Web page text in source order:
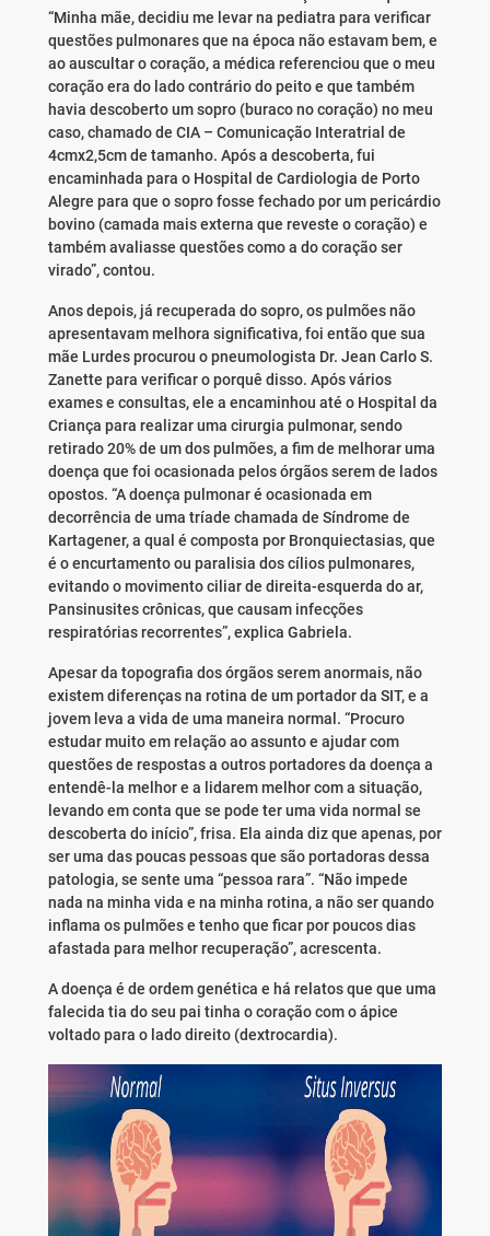
“Minha mãe, decidiu me levar na pediatra para verificar
questões pulmonares que na época não estavam bem, e
ao auscultar o coração, a médica referenciou que o meu
coração era do lado contrário do peito e que também
havia descoberto um sopro (buraco no coração) no meu
caso, chamado de CIA – Comunicação Interatrial de
4cmx2,5cm de tamanho. Após a descoberta, fui
encaminhada para o Hospital de Cardiologia de Porto
Alegre para que o sopro fosse fechado por um pericárdio
bovino (camada mais externa que reveste o coração) e
também avaliasse questões como a do coração ser
virado”, contou.
Anos depois, já recuperada do sopro, os pulmões não
apresentavam melhora significativa, foi então que sua
mãe Lurdes procurou o pneumologista Dr. Jean Carlo S.
Zanette para verificar o porquê disso. Após vários
exames e consultas, ele a encaminhou até o Hospital da
Criança para realizar uma cirurgia pulmonar, sendo
retirado 20% de um dos pulmões, a fim de melhorar uma
doença que foi ocasionada pelos órgãos serem de lados
opostos. “A doença pulmonar é ocasionada em
decorrência de uma tríade chamada de Síndrome de
Kartagener, a qual é composta por Bronquiectasias, que
é o encurtamento ou paralisia dos cílios pulmonares,
evitando o movimento ciliar de direita-esquerda do ar,
Pansinusites crônicas, que causam infecções
respiratórias recorrentes”, explica Gabriela.
Apesar da topografia dos órgãos serem anormais, não
existem diferenças na rotina de um portador da SIT, e a
jovem leva a vida de uma maneira normal. “Procuro
estudar muito em relação ao assunto e ajudar com
questões de respostas a outros portadores da doença a
entendê-la melhor e a lidarem melhor com a situação,
levando em conta que se pode ter uma vida normal se
descoberta do início”, frisa. Ela ainda diz que apenas, por
ser uma das poucas pessoas que são portadoras dessa
patologia, se sente uma “pessoa rara”. “Não impede
nada na minha vida e na minha rotina, a não ser quando
inflama os pulmões e tenho que ficar por poucos dias
afastada para melhor recuperação”, acrescenta.
A doença é de ordem genética e há relatos que que uma
falecida tia do seu pai tinha o coração com o ápice
voltado para o lado direito (dextrocardia).